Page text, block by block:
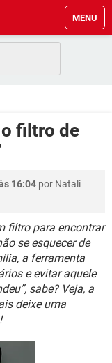
MENU
filtro de
16:04 por Natali
filtro para encontrar
se esquecer de
a ferramenta
e evitar aquele
sabe? Veja, a
deixe uma